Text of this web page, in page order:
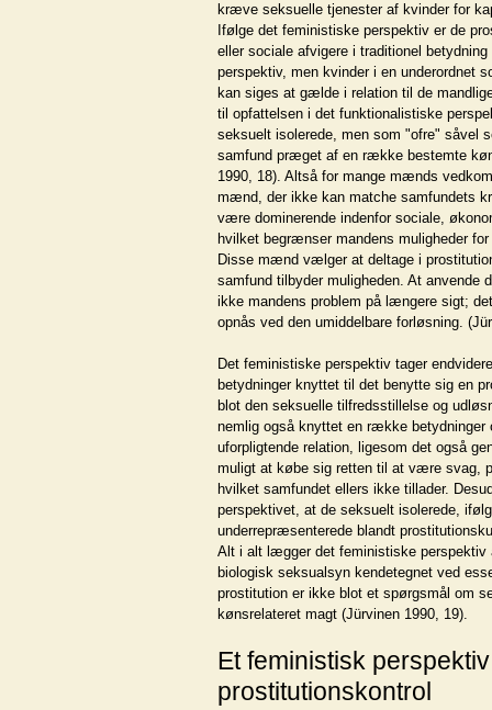
kræve seksuelle tjenester af kvinder for
Ifølge det feministiske perspektiv er de
eller sociale afvigere i traditionel
perspektiv, men kvinder i en underordnet
kan siges at gælde i relation til de
til opfattelsen i det funktionalistiske
seksuelt isolerede, men som "ofre" såvel
samfund præget af en række bestemte
1990, 18). Altså for mange mænds
mænd, der ikke kan matche samfundets
være dominerende indenfor sociale,
hvilket begrænser mandens muligheder
Disse mænd vælger at deltage i
samfund tilbyder muligheden. At anvende
ikke mandens problem på længere sigt;
opnås ved den umiddelbare forløsning.
Det feministiske perspektiv tager
betydninger knyttet til det benytte sig en
blot den seksuelle tilfredsstillelse og
nemlig også knyttet en række
uforpligtende relation, ligesom det også
muligt at købe sig retten til at være svag,
hvilket samfundet ellers ikke tillader.
perspektivet, at de seksuelt isolerede,
underrepræsenterede blandt
Alt i alt lægger det feministiske perspektiv
biologisk seksualsyn kendetegnet ved
prostitution er ikke blot et spørgsmål om
kønsrelateret magt (Jürvinen 1990, 19).
Et feministisk
prostitutionskontrol